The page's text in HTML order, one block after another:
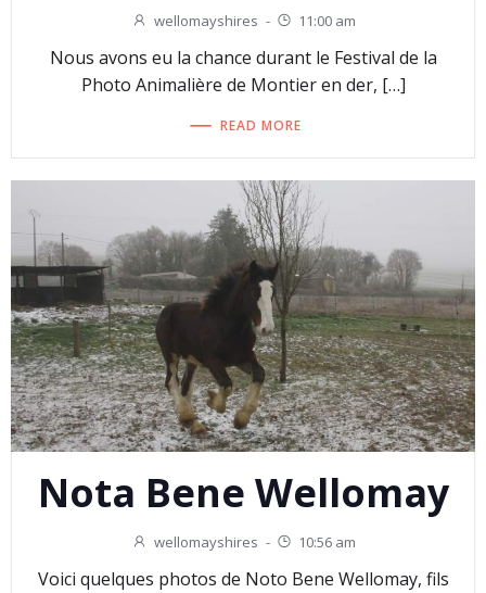
wellomayshires - 11:00 am
Nous avons eu la chance durant le Festival de la
Photo Animalière de Montier en der, […]
READ MORE
Nota Bene Wellomay
wellomayshires - 10:56 am
Voici quelques photos de Noto Bene Wellomay, fils